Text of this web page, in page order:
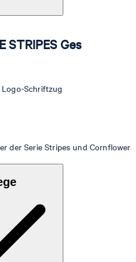
STRIPES Ges
Schriftzug
der Serie Stripes und Cornflower